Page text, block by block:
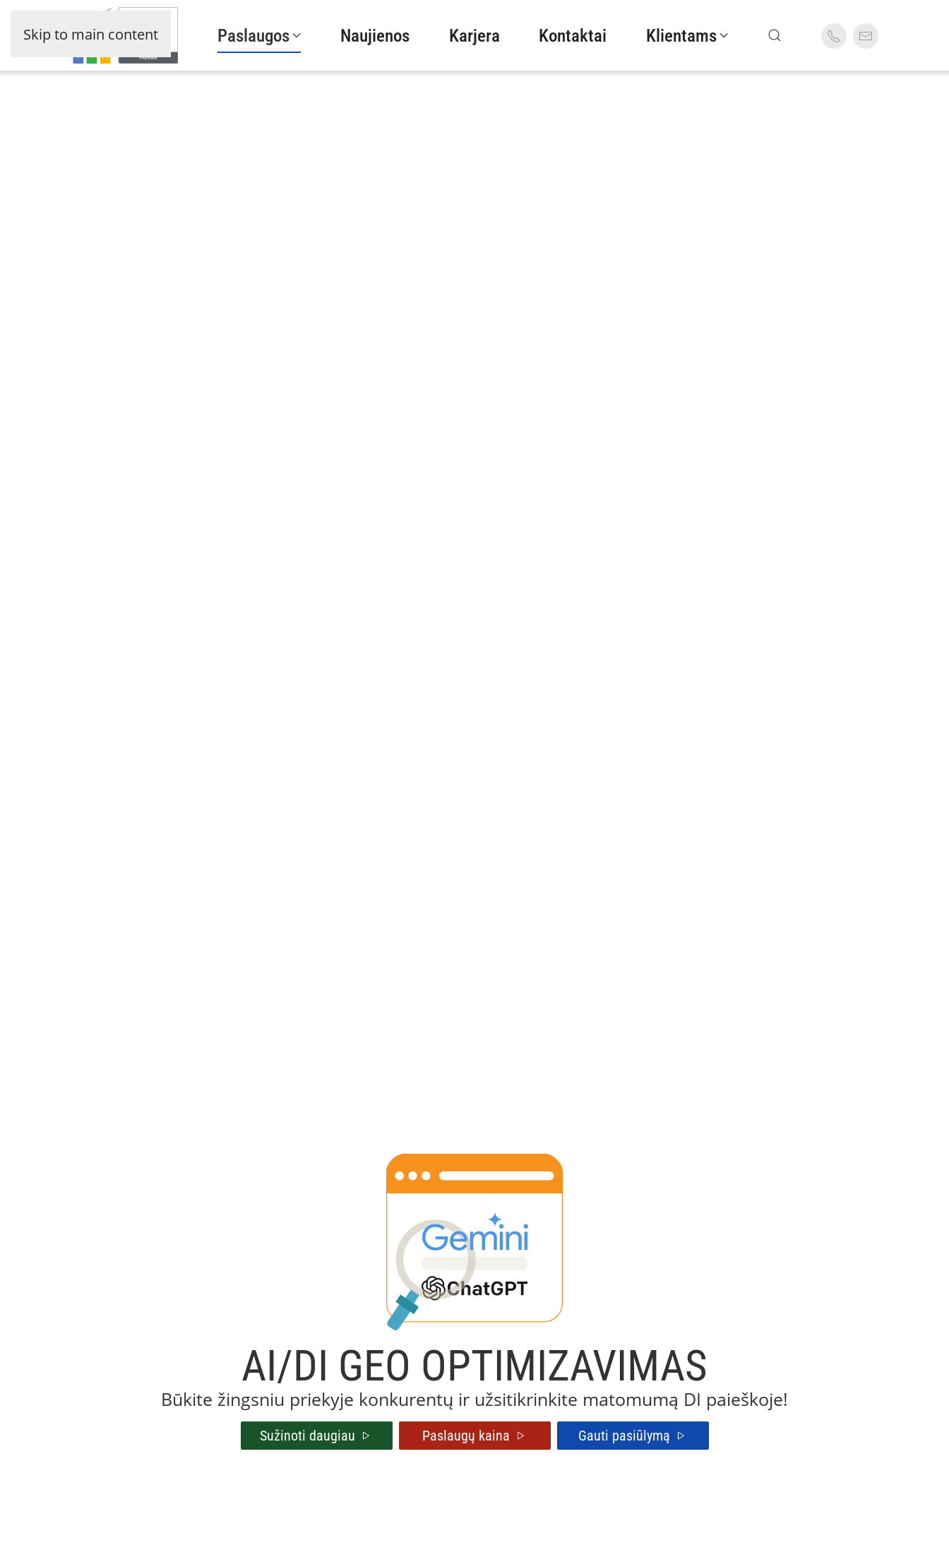
Skip to main content Paslaugos Naujienos Karjera Kontaktai Klientams
AI/DI GEO OPTIMIZAVIMAS
Būkite žingsniu priekyje konkurentų ir užsitikrinkite matomumą DI paieškoje!
Sužinoti daugiau Paslaugų kaina Gauti pasiūlymą